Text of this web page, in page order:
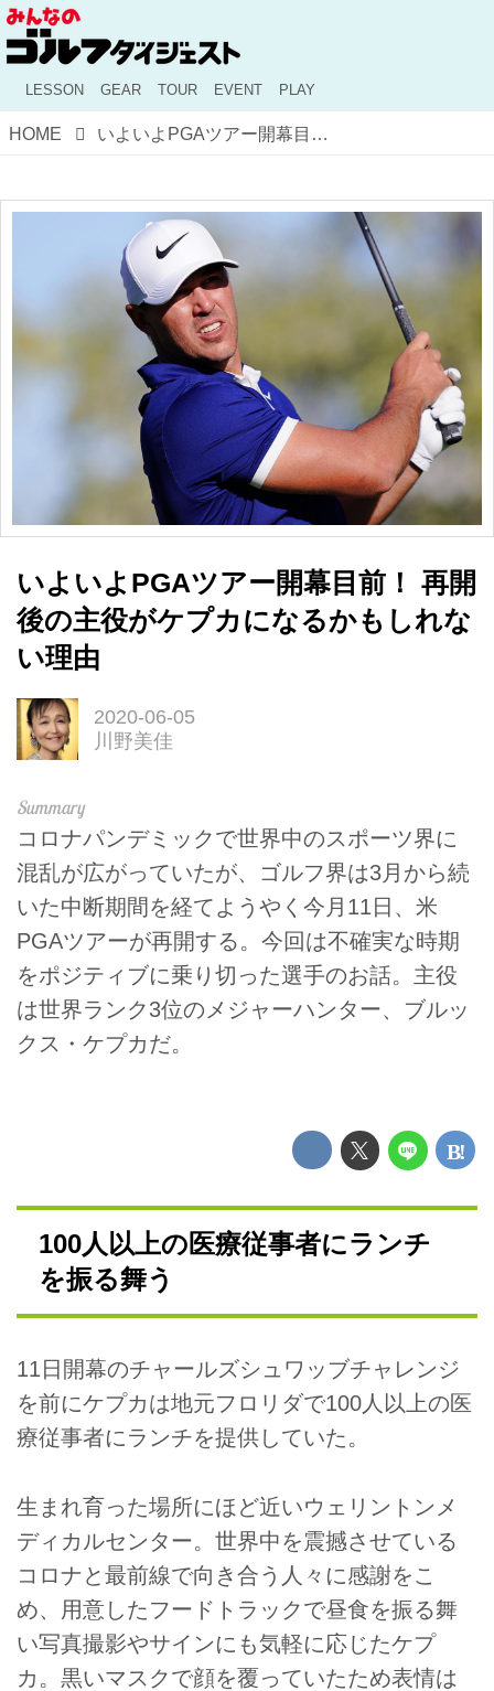
LESSON GEAR TOUR EVENT PLAY
HOME いよいよPGAツアー開幕目前！ 再開後の主役がケプカになるかもしれない理由
いよいよPGAツアー開幕目前！ 再開
後の主役がケプカになるかもしれな
い理由
2020-06-05
川野美佳
コロナパンデミックで世界中のスポーツ界に
混乱が広がっていたが、ゴルフ界は3月から続
いた中断期間を経てようやく今月11日、米
PGAツアーが再開する。今回は不確実な時期
をポジティブに乗り切った選手のお話。主役
は世界ランク3位のメジャーハンター、ブルッ
クス・ケプカだ。
100人以上の医療従事者にランチ
を振る舞う
11日開幕のチャールズシュワッブチャレンジ
を前にケプカは地元フロリダで100人以上の医
療従事者にランチを提供していた。
生まれ育った場所にほど近いウェリントンメ
ディカルセンター。世界中を震撼させている
コロナと最前線で向き合う人々に感謝をこ
め、用意したフードトラックで昼食を振る舞
い写真撮影やサインにも気軽に応じたケプ
カ。黒いマスクで顔を覆っていたため表情は